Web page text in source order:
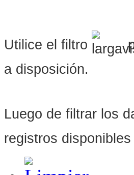
Utilice el filtro
a disposición.
Luego de filtrar los
registros